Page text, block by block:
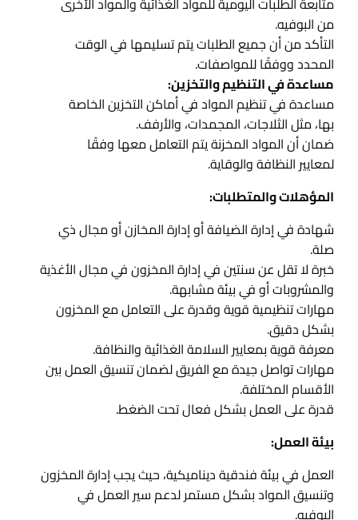
من البوفيه.
التأكد من أن جميع الطلبات يتم تسليمها في الوقت
المحدد ووفقًا للمواصفات.
مساعدة في التنظيم والتخزين:
مساعدة في تنظيم المواد في أماكن التخزين الخاصة
بها، مثل الثلاجات، المجمدات، والأرفف.
ضمان أن المواد المخزنة يتم التعامل معها وفقًا
لمعايير النظافة والوقاية.
المؤهلات والمتطلبات:
شهادة في إدارة الضيافة أو إدارة المخازن أو مجال ذي
صلة.
خبرة لا تقل عن سنتين في إدارة المخزون في مجال الأغذية
والمشروبات أو في بيئة مشابهة.
مهارات تنظيمية قوية وقدرة على التعامل مع المخزون
بشكل دقيق.
معرفة قوية بمعايير السلامة الغذائية والنظافة.
مهارات تواصل جيدة مع الفريق لضمان تنسيق العمل بين
الأقسام المختلفة.
قدرة على العمل بشكل فعال تحت الضغط.
بيئة العمل:
العمل في بيئة فندقية ديناميكية، حيث يجب إدارة المخزون
وتنسيق المواد بشكل مستمر لدعم سير العمل في
البوفيه.